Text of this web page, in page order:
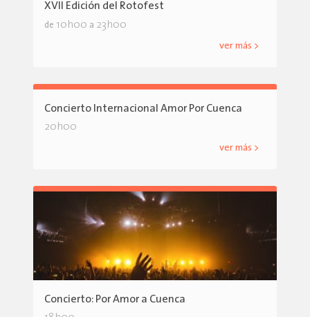
XVII Edición del Rotofest
de 10h00 a 23h00
ver más >
Concierto Internacional Amor Por Cuenca
20h00
ver más >
Concierto: Por Amor a Cuenca